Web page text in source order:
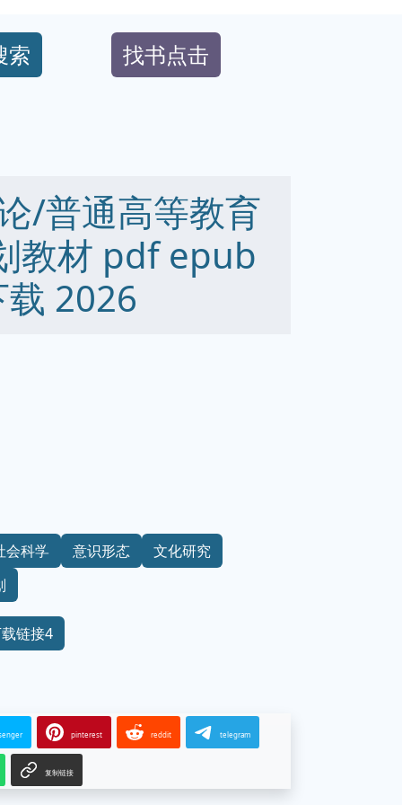
索 找书点击
/普通高等教育
教材 pdf epub
2026
会科学 意识形态
文化研究
链接4
pinterest reddit telegram
复制链接